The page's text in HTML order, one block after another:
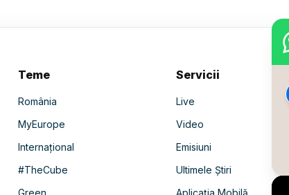
Teme
România
MyEurope
Internațional
#TheCube
Green
Servicii
Live
Video
Emisiuni
Ultimele Știri
Aplicația Mobilă